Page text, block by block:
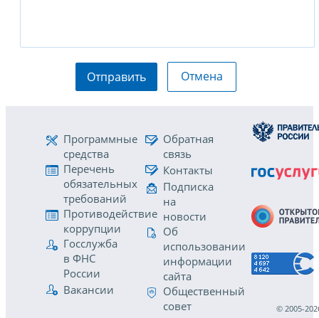
Отправить Отмена
Программные
средства
Перечень
обязательных
требований
Противодействие
коррупции
Госслужба
в ФНС
России
Вакансии
Обратная
связь
Контакты
Подписка
на
новости
Об
использовании
информации
сайта
Общественный
совет
© 2005-